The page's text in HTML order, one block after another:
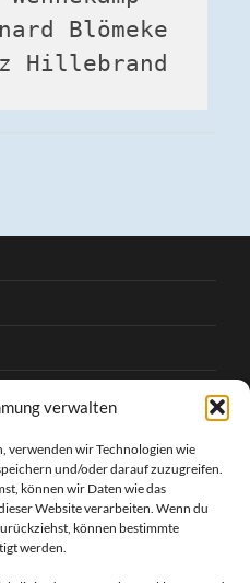
verwalten
verwenden wir Technologien wie
und/oder darauf zuzugreifen.
können wir Daten wie das
Website verarbeiten. Wenn du
können bestimmte
werden.
Blömeke